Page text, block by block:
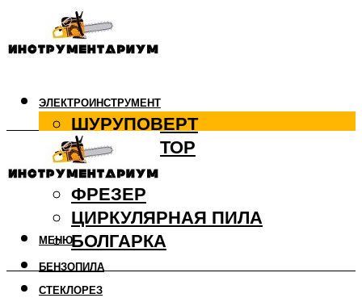
ЭЛЕКТРОИНСТРУМЕНТ
ШУРУПОВЕРТ
ПЕРФОРАТОР
ДРЕЛЬ
ФРЕЗЕР
ЦИРКУЛЯРНАЯ ПИЛА
БОЛГАРКА
БЕНЗОПИЛА
СТЕКЛОРЕЗ
МЕНЮ